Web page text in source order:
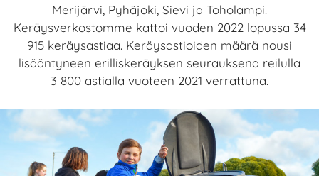
Merijärvi, Pyhäjoki, Sievi ja Toholampi.
Keräysverkostomme kattoi vuoden 2022 lopussa 34
915 keräysastiaa. Keräysastioiden määrä nousi
lisääntyneen erilliskeräyksen seurauksena reilulla
3 800 astialla vuoteen 2021 verrattuna.